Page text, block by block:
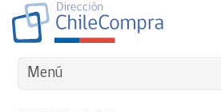
Menú